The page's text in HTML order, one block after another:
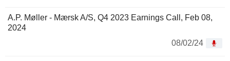
A.P. Møller - Mærsk A/S, Q4 2023 Earnings Call, Feb 08,
2024
08/02/24